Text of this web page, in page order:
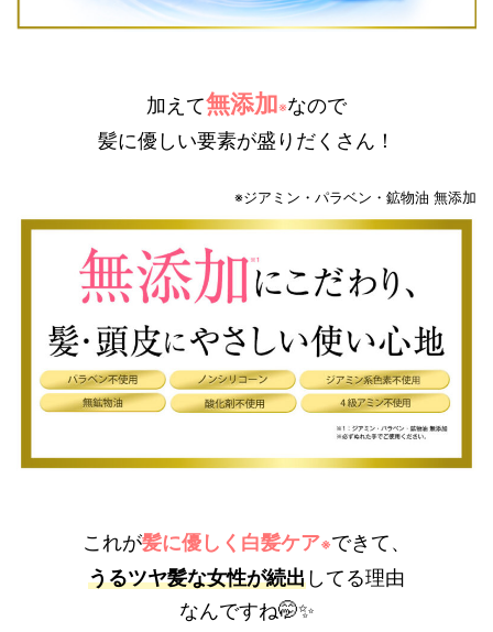
加えて無添加※なので
髪に優しい要素が盛りだくさん！
※ジアミン・パラベン・鉱物油 無添加
これが髪に優しく白髪ケア※できて、
うるツヤ髪な女性が続出してる理由
なんですね🤭✨